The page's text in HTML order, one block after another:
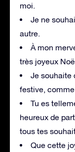
moi.
Je ne
autre.
À mon
très joyeux
Je souhaite
festive, comme
Tu es
heureux de
tous tes
Que cette